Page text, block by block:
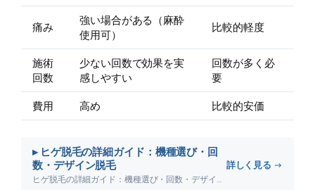
痛み
強い場合がある（麻酔
使用可）
比較的軽度
施術
回数
少ない回数で効果を実
感しやすい
回数が多く必
要
費用
高め 比較的安価
▸ ヒゲ脱毛の詳細ガイド：機種選び・回
数・デザイン脱毛
ヒゲ脱毛の詳細ガイド：機種選び・回数・デザイン脱毛について詳しく解説します。
詳しく見る →